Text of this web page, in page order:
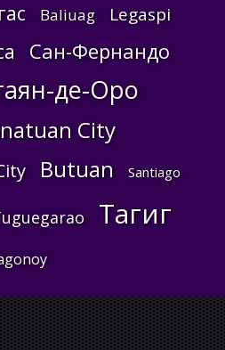
Baliuag Legaspi
Сан-Фернандо
де-Оро
City
Butuan Santiago
Тагиг